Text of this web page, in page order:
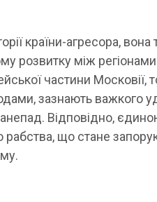
країни-агресора, вона
розвитку між регіонами
частини Московії,
зазнають важкого
Відповідно,
рабства, що стане